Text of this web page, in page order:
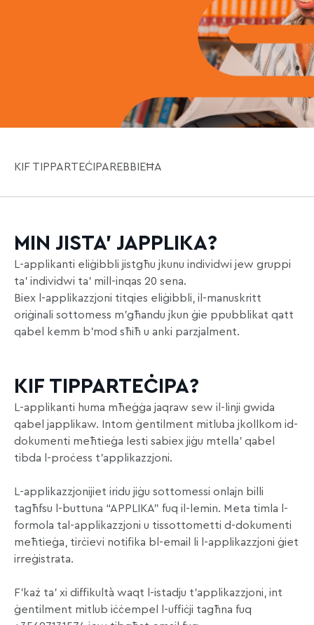
KIF TIPPARTEĊIPAREBBIEĦA
MIN JISTA’ JAPPLIKA?
L-applikanti eliġibbli jistgħu jkunu individwi jew gruppi
ta’ individwi ta’ mill-inqas 20 sena.
Biex l-applikazzjoni titqies eliġibbli, il-manuskritt
oriġinali sottomess m’għandu jkun ġie ppubblikat qatt
qabel kemm b’mod sħiħ u anki parzjalment.
KIF TIPPARTEĊIPA?
L-applikanti huma mħeġġa jaqraw sew il-linji gwida
qabel japplikaw. Intom ġentilment mitluba jkollkom id-
dokumenti meħtieġa lesti sabiex jiġu mtella’ qabel
tibda l-proċess t’applikazzjoni.
L-applikazzjonijiet iridu jiġu sottomessi onlajn billi
tagħfsu l-buttuna “APPLIKA” fuq il-lemin. Meta timla l-
formola tal-applikazzjoni u tissottometti d-dokumenti
meħtieġa, tirċievi notifika bl-email li l-applikazzjoni ġiet
irreġistrata.
F’każ ta’ xi diffikultà waqt l-istadju t’applikazzjoni, int
ġentilment mitlub iċċempel l-uffiċji tagħna fuq